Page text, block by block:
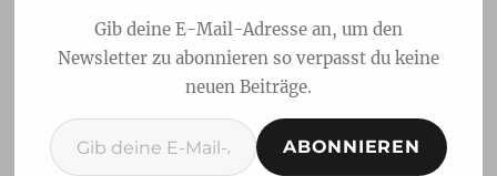
Nusszopf
Gib deine E-Mail-Adresse an, um den
Newsletter zu abonnieren so verpasst du keine
neuen Beiträge.
Gib deine E-Mail-Adresse ein ...
ABONNIEREN